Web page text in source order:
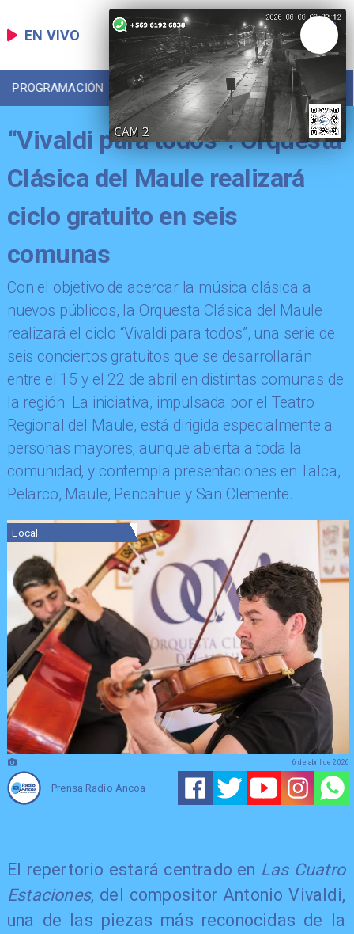
EN VIVO
PROGRAMACIÓN LOCAL DEPORTES
“Vivaldi para todos”: Orquesta
Clásica del Maule realizará
ciclo gratuito en seis
comunas
​Con el objetivo de acercar la música clásica a
nuevos públicos, la Orquesta Clásica del Maule
realizará el ciclo “Vivaldi para todos”, una serie de
seis conciertos gratuitos que se desarrollarán
entre el 15 y el 22 de abril en distintas comunas de
la región. La iniciativa, impulsada por el Teatro
Regional del Maule, está dirigida especialmente a
personas mayores, aunque abierta a toda la
comunidad, y contempla presentaciones en Talca,
Pelarco, Maule, Pencahue y San Clemente.
Local
Prensa Radio Ancoa
6 de abril de 2026
El repertorio estará centrado en Las Cuatro
Estaciones, del compositor Antonio Vivaldi,
una de las piezas más reconocidas de la